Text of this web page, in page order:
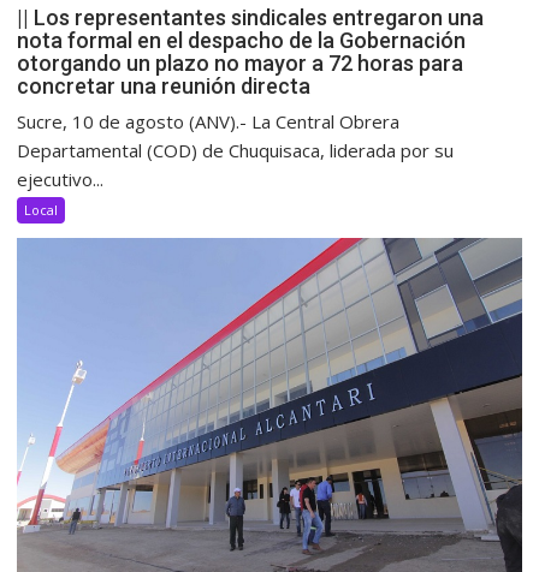
|| Los representantes sindicales entregaron una
nota formal en el despacho de la Gobernación
otorgando un plazo no mayor a 72 horas para
concretar una reunión directa
Sucre, 10 de agosto (ANV).- La Central Obrera
Departamental (COD) de Chuquisaca, liderada por su
ejecutivo...
Local